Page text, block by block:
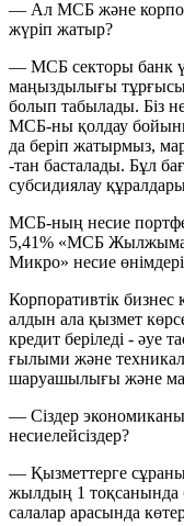
— Ал МСБ және
жүріп жатыр?
— МСБ секторы банк
маңыздылығы
болып табылады. Біз
МСБ-ны қолдау
да беріп жатырмыз,
-тан басталады. Бұл
субсидиялау
МСБ-ның несие
5,41% «МСБ
Микро» несие
Корпоративтік
алдын ала қызмет
кредит беріледі - әуе
ғылыми және
шаруашылығы және
— Сіздер
несиелейсіздер?
— Қызметтерге
жылдың 1 тоқсанында
салалар арасында